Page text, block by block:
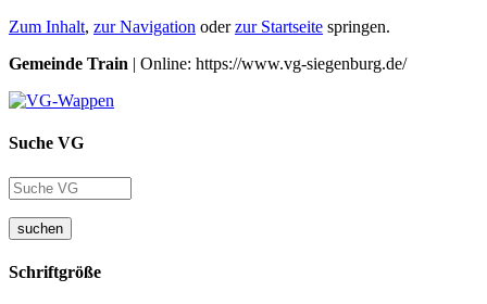
Zum Inhalt, zur Navigation oderzur Startseite springen.
Gemeinde Train | Online: https://www.vg-siegenburg.de/
Suche VG
suchen
Schriftgröße